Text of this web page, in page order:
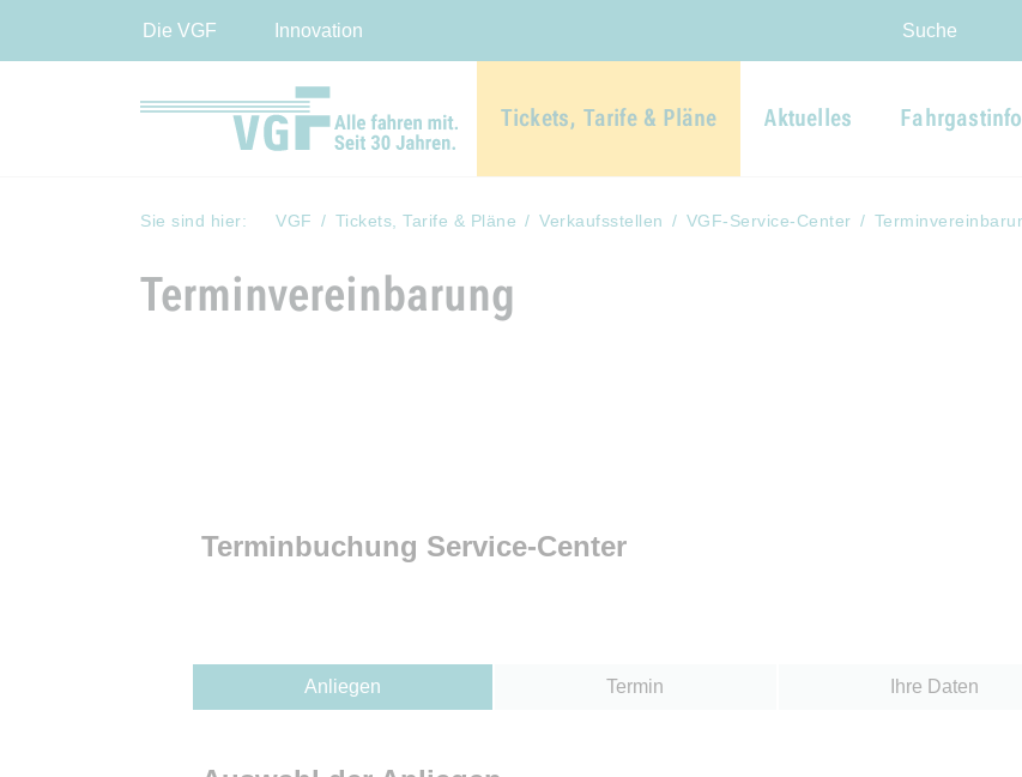
Die VGF
Innovation Suche
Tickets, Tarife & Pläne Aktuelles Fahrgastinfo
Sie sind hier: VGF Tickets, Tarife & Pläne Verkaufsstellen VGF-Service-Center
Terminvereinbarung